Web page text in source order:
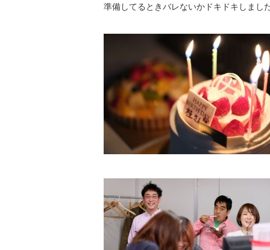
準備してるときバレないかドキドキしまし